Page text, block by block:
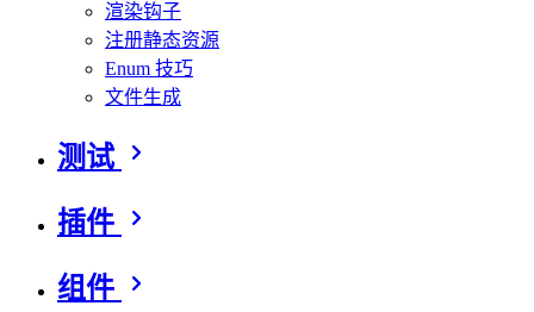
渲染钩子
注册静态资源
Enum 技巧
文件生成
测试
插件
组件